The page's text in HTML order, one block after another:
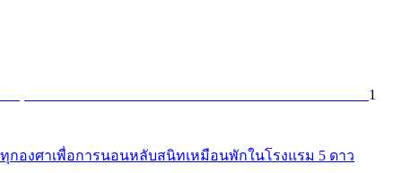
1
กองศาเพื่อการนอนหลับสนิทเหมือนพักในโรงแรม 5 ดาว